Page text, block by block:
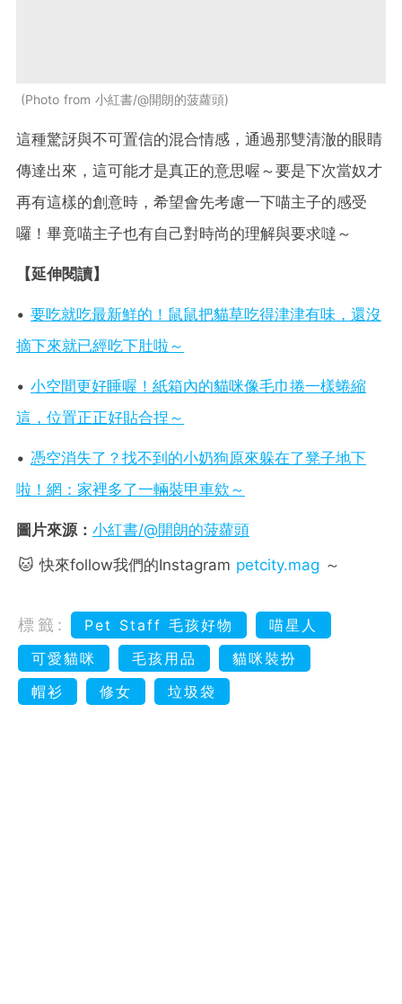
Photo from 小紅書/@開朗的菠蘿頭
這種驚訝與不可置信的混合情感，通過那雙清澈的眼睛
傳達出來，這可能才是真正的意思喔～要是下次當奴才
再有這樣的創意時，希望會先考慮一下喵主子的感受
囉！畢竟喵主子也有自己對時尚的理解與要求噠～
【延伸閱讀】
• 要吃就吃最新鮮的！鼠鼠把貓草吃得津津有味，還沒
摘下來就已經吃下肚啦～
• 小空間更好睡喔！紙箱內的貓咪像毛巾捲一樣蜷縮
這，位置正正好貼合捏～
• 憑空消失了？找不到的小奶狗原來躲在了凳子地下
啦！網：家裡多了一輛裝甲車欸～
圖片來源： 小紅書/@開朗的菠蘿頭
🐱 快來follow我們的Instagram petcity.mag ～
標籤: Pet Staff 毛孩好物
喵星人
可愛貓咪
毛孩用品
貓咪裝扮
帽衫
修女 垃圾袋